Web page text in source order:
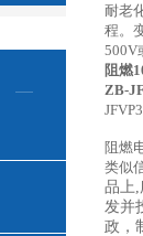
耐老
程。
500V
阻燃
ZB-
阻燃
类似
品上,
发并
政，